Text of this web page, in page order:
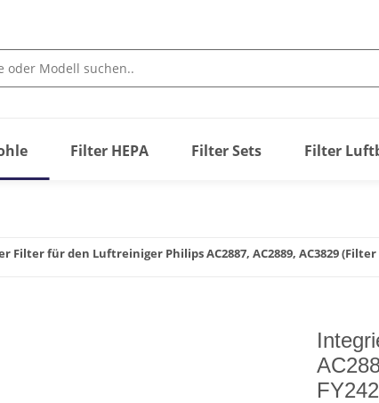
Filter HEPA Filter Sets Filter
Filter für den Luftreiniger Philips AC2887, AC2889, AC3829 (Filter